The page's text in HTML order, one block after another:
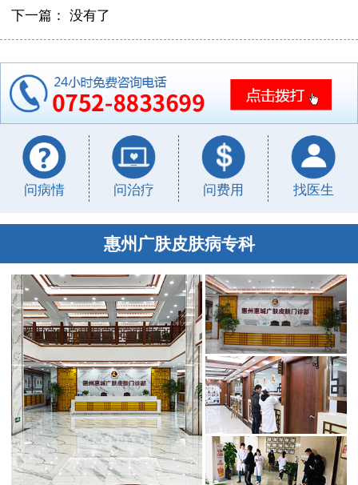
下一篇： 没有了
问病情 问治疗 问费用 找医生
惠州广肤皮肤病专科